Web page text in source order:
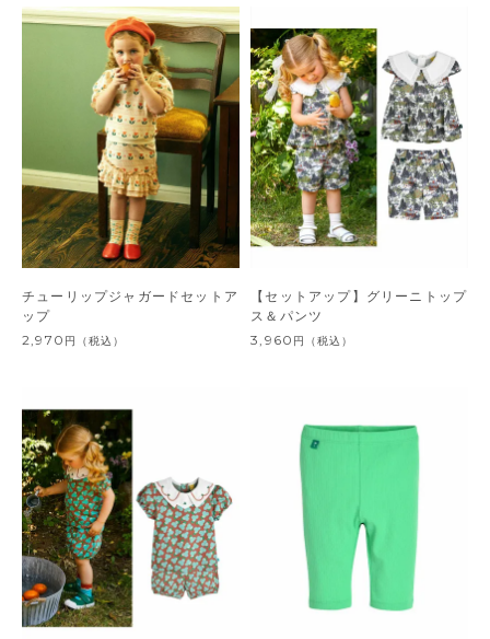
チューリップジャガードセットア
ップ
2,970 円 （税込）
【セットアップ】グリーニトップ
ス＆パンツ
3,960 円 （税込）